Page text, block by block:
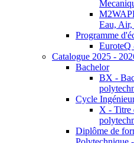
Eau, Air,
Programme
EuroteQ
Catalogue 2025 -
Bachelor
BX -
Cycle
X - Titre
Diplôme de